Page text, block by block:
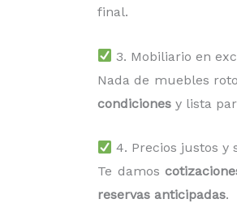
final.
3. Mobiliario en
Nada de muebles
condiciones y lista
4. Precios justos y
Te damos
reservas anticipadas.